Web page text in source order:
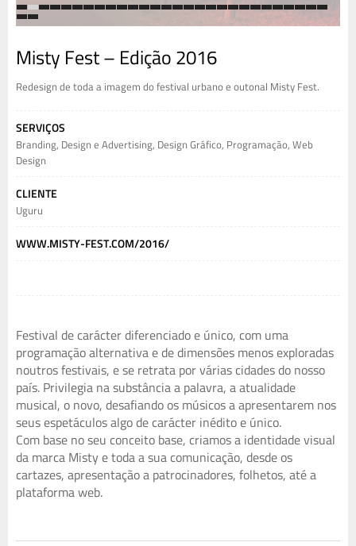
1 2 19 20 23 24 25 262728
2930
Misty Fest – Edição 2016
Redesign de toda a imagem do festival urbano e outonal Misty Fest.
SERVIÇOS
Branding, Design e Advertising, Design Gráfico, Programação, Web
Design
CLIENTE
Uguru
WWW.MISTY-FEST.COM/2016/
Festival de carácter diferenciado e único, com uma
programação alternativa e de dimensões menos exploradas
noutros festivais, e se retrata por várias cidades do nosso
país. Privilegia na substância a palavra, a atualidade
musical, o novo, desafiando os músicos a apresentarem nos
seus espetáculos algo de carácter inédito e único.
Com base no seu conceito base, criamos a identidade visual
da marca Misty e toda a sua comunicação, desde os
cartazes, apresentação a patrocinadores, folhetos, até a
plataforma web.